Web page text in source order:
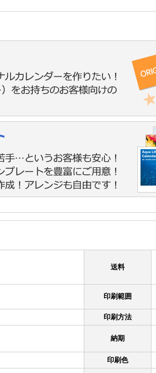
送料
印刷範囲
印刷方法
納期
印刷色